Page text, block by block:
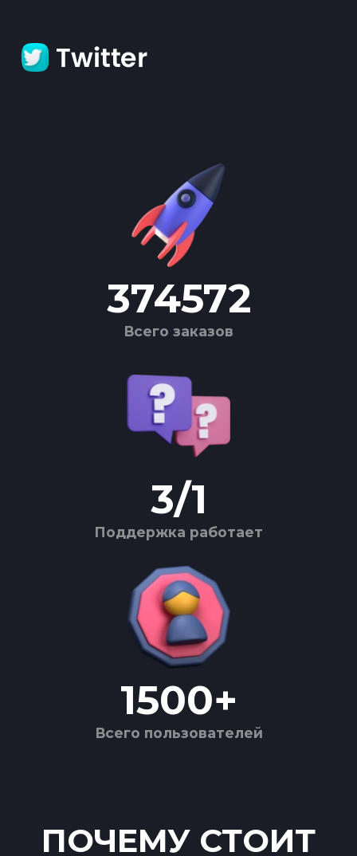
374572
Всего заказов
3/1
Поддержка работает
1500+
Всего пользователей
ПОЧЕМУ СТОИТ